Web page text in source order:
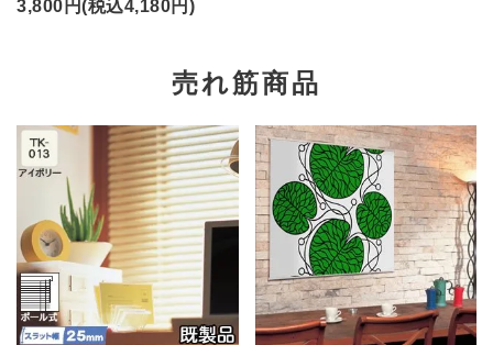
3,800円(税込4,180円)
売れ筋商品